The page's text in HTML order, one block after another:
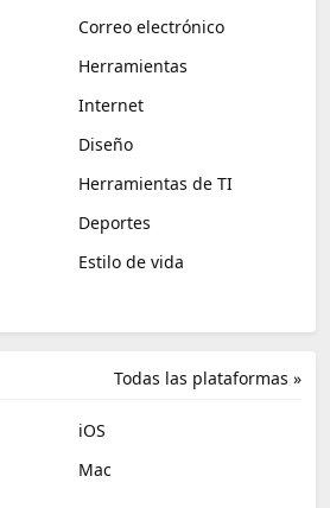
Correo electrónico
Herramientas
Internet
Diseño
Herramientas de TI
Deportes
Estilo de vida
Todas las plataformas »
iOS
Mac